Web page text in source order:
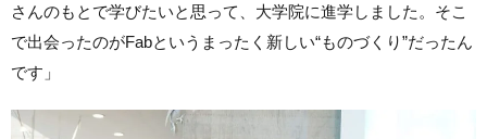
さんのもと で学びたいと思って、大学院に進学しました。そこ
で出会ったのがFabというまったく新しい“ものづくり”だったん
です」